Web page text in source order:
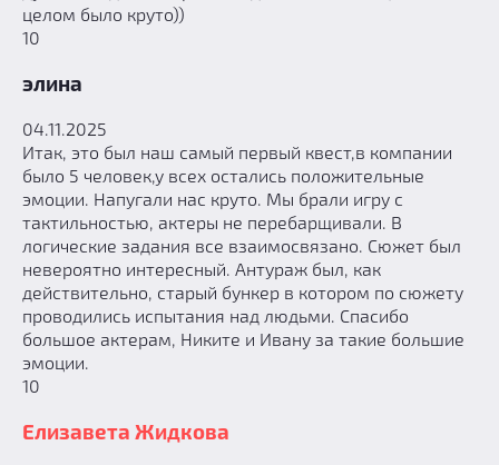
целом было круто))
10
элина
04.11.2025
Итак, это был наш самый первый квест,в компании
было 5 человек,у всех остались положительные
эмоции. Напугали нас круто. Мы брали игру с
тактильностью, актеры не перебарщивали. В
логические задания все взаимосвязано. Сюжет был
невероятно интересный. Антураж был, как
действительно, старый бункер в котором по сюжету
проводились испытания над людьми. Спасибо
большое актерам, Никите и Ивану за такие большие
эмоции.
10
Елизавета Жидкова